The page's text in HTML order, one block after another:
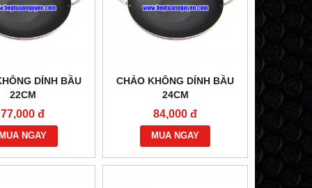
DÍNH BẦU
22CM
77,000 đ
NGAY
CHẢO KHÔNG DÍNH BẦU
24CM
84,000 đ
MUA NGAY